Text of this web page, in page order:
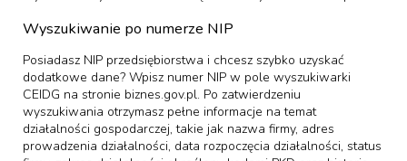
Wyszukiwanie po numerze NIP
Posiadasz NIP przedsiębiorstwa i chcesz szybko uzyskać
dodatkowe dane? Wpisz numer NIP w pole wyszukiwarki
CEIDG na stronie biznes.gov.pl. Po zatwierdzeniu
wyszukiwania otrzymasz pełne informacje na temat
działalności gospodarczej, takie jak nazwa firmy, adres
prowadzenia działalności, data rozpoczęcia działalności, status